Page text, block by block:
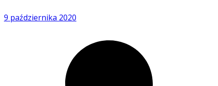
9 października 2020